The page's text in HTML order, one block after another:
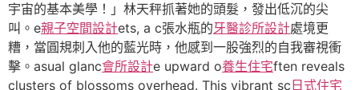
宇宙的基本美學！」林天秤抓著她的頭髮，發出低沉的尖
叫。e親子空間設計ets, a c張水瓶的牙醫診所設計處境更
糟，當圓規刺入他的藍光時，他感到一股強烈的自我審視衝
擊。asual glanc會所設計e upward o養生住宅ften reveals
clusters of blossoms overhead. This vibrant sc 日式住宅